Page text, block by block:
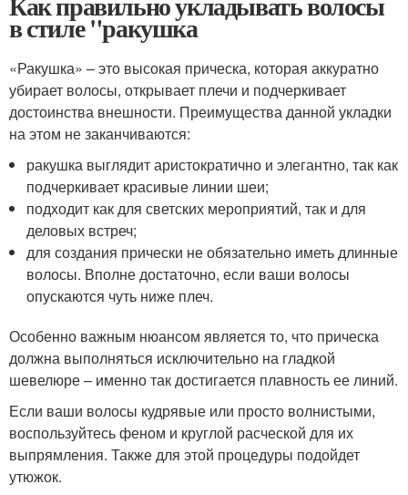
в стиле "ракушка
«Ракушка» – это высокая прическа, которая аккуратно
убирает волосы, открывает плечи и подчеркивает
достоинства внешности. Преимущества данной укладки
на этом не заканчиваются:
ракушка выглядит аристократично и элегантно, так как
подчеркивает красивые линии шеи;
подходит как для светских мероприятий, так и для
деловых встреч;
для создания прически не обязательно иметь длинные
волосы. Вполне достаточно, если ваши волосы
опускаются чуть ниже плеч.
Особенно важным нюансом является то, что прическа
должна выполняться исключительно на гладкой
шевелюре – именно так достигается плавность ее линий.
Если ваши волосы кудрявые или просто волнистыми,
воспользуйтесь феном и круглой расческой для их
выпрямления. Также для этой процедуры подойдет
утюжок.